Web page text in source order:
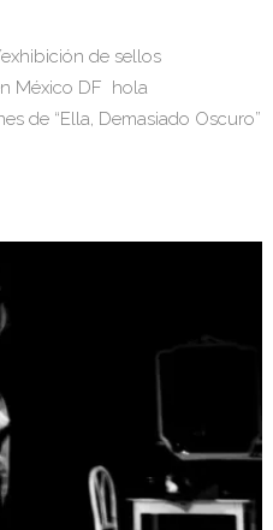
de sellos
México DF hola
de “Ella, Demasiado Oscuro”